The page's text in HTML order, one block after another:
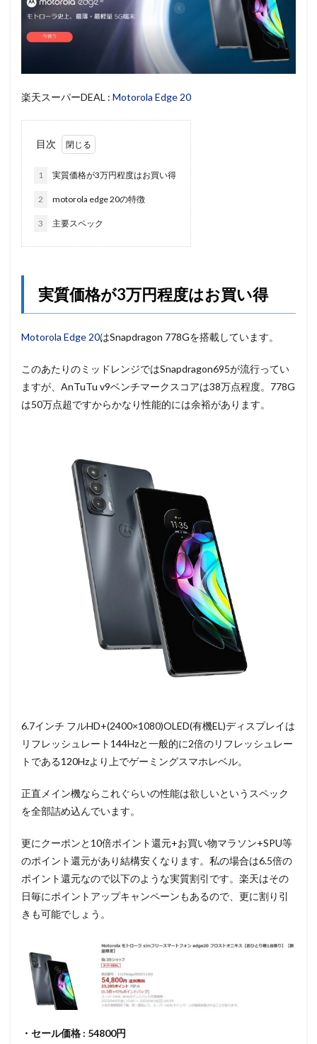
楽天スーパーDEAL : Motorola Edge 20
目次
1 実質価格が3万円程度はお買い得
2 motorola edge 20の特徴
3 主要スペック
実質価格が3万円程度はお買い得
Motorola Edge 20はSnapdragon 778Gを搭載しています。
このあたりのミッドレンジではSnapdragon695が流行ってい
ますが、AnTuTu v9ベンチマークスコアは38万点程度。778G
は50万点超ですからかなり性能的には余裕があります。
6.7インチ フルHD+(2400×1080)OLED(有機EL)ディスプレイは
リフレッシュレート144Hzと一般的に2倍のリフレッシュレー
トである120Hzより上でゲーミングスマホレベル。
正直メイン機ならこれぐらいの性能は欲しいというスペック
を全部詰め込んでいます。
更にクーポンと10倍ポイント還元+お買い物マラソン+SPU等
のポイント還元があり結構安くなります。私の場合は6.5倍の
ポイント還元なので以下のような実質割引です。楽天はその
日毎にポイントアップキャンペーンもあるので、更に割り引
きも可能でしょう。
・セール価格 : 54800円